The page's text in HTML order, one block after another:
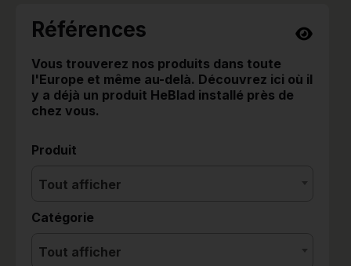
Références
Vous trouverez nos produits dans toute
l'Europe et même au-delà. Découvrez ici où il
y a déjà un produit HeBlad installé près de
chez vous.
Produit
Tout afficher
Catégorie
Tout afficher